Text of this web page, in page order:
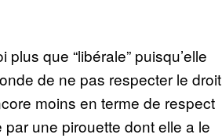
que “libérale” puisqu’elle
de ne pas respecter le droit
moins en terme de respect
par une pirouette dont elle a le